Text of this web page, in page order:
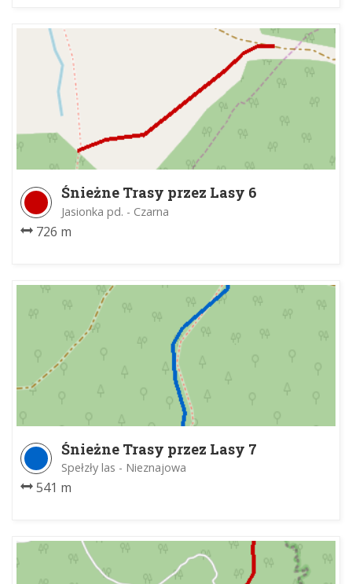
Śnieżne Trasy przez Lasy 6
Jasionka pd. - Czarna
726 m
Śnieżne Trasy przez Lasy 7
Spełzły las - Nieznajowa
541 m